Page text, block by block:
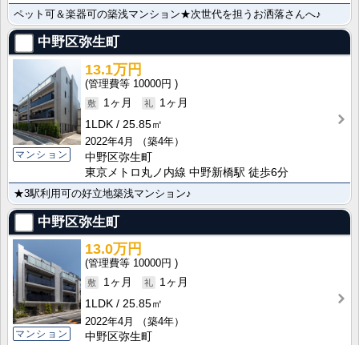
ペット可＆楽器可の築浅マンション★次世代を担うお洒落さんへ♪
中野区弥生町
マンション
13.1万円
10000円
1ヶ月
1ヶ月
1LDK
25.85㎡
2022年4月
（築4年）
中野区弥生町
東京メトロ丸ノ内線 中野新橋駅 徒歩6分
★3駅利用可の好立地築浅マンション♪
中野区弥生町
マンション
13.0万円
10000円
1ヶ月
1ヶ月
1LDK
25.85㎡
2022年4月
（築4年）
中野区弥生町